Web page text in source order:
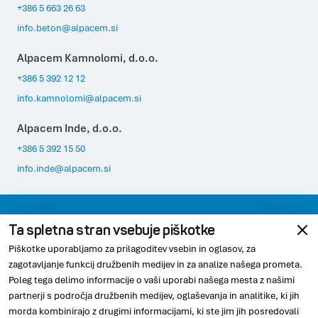
+386 5 663 26 63
info.beton@alpacem.si
Alpacem Kamnolomi, d.o.o.
+386 5 392 12 12
info.kamnolomi@alpacem.si
Alpacem Inde, d.o.o.
+386 5 392 15 50
info.inde@alpacem.si
Varovanje podatkov Pravno obvestilo
Skladnost Piškotki
© 2026 Alpacem
Ta spletna stran vsebuje piškotke
Piškotke uporabljamo za prilagoditev vsebin in oglasov, za
zagotavljanje funkcij družbenih medijev in za analize našega prometa.
Poleg tega delimo informacije o vaši uporabi našega mesta z našimi
partnerji s področja družbenih medijev, oglaševanja in analitike, ki jih
morda kombinirajo z drugimi informacijami, ki ste jim jih posredovali